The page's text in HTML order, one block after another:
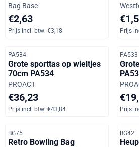
Merk:
Bag Base
Prijs op aanvraag, inclusief btw: 3,18
€2,63
Prijs incl. btw: €3,18
Merk:
Prijs
Prijs
Artikelnummer
PA534
Grote sporttas op wieltjes
70cm PA534
Merk:
PROACT
Prijs: 36,23, inclusief btw: 43,84
€36,23
Prijs incl. btw: €43,84
PA533
Merk:
Prijs
Artikelnummer
BG75
Retro Bowling Bag
BG42